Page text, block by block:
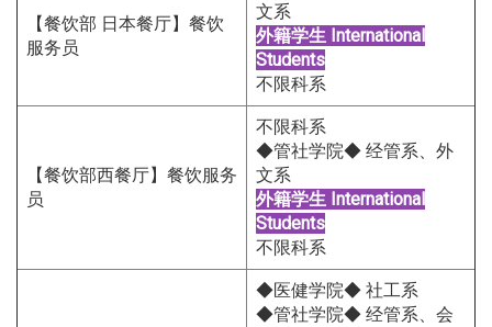
【餐饮部 日本餐厅】餐饮
服务员
文系
外籍学生 International
Students
不限科系
【餐饮部西餐厅】餐饮服务
员
不限科系
◆管社学院◆ 经管系、外
文系
外籍学生 International
Students
不限科系
◆医健学院◆ 社工系
◆管社学院◆ 经管系、会